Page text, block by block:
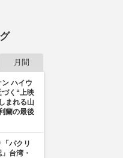
月間
ハイウ
づく“上映
まれる山
蘭の最後
パクリ
台湾・